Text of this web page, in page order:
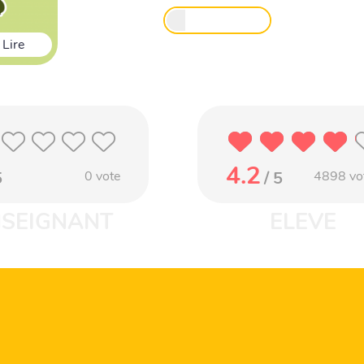
Lire
0 vote 4.2/ 5 4898